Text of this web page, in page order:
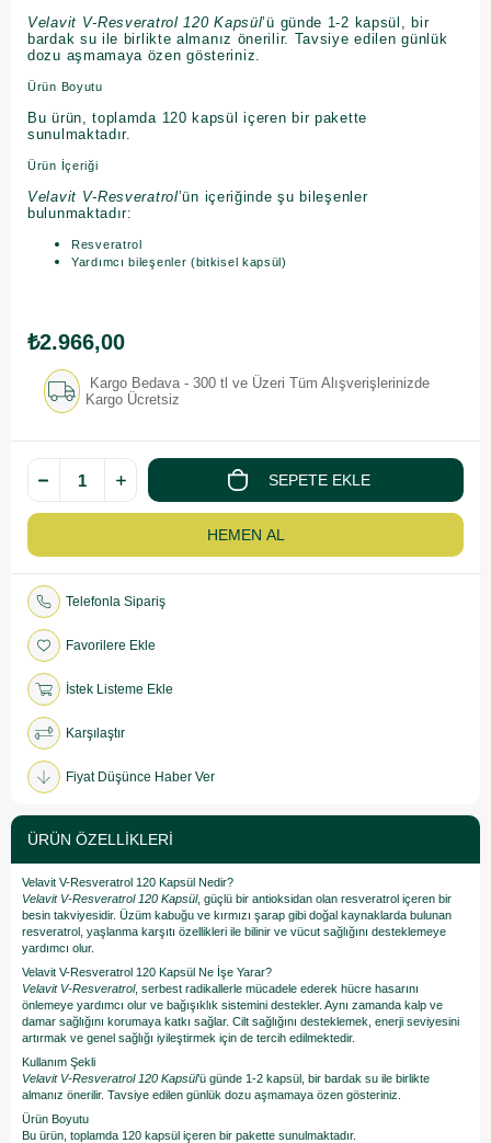
Velavit V-Resveratrol 120 Kapsül’ü günde 1-2 kapsül, bir
bardak su ile birlikte almanız önerilir. Tavsiye edilen günlük
dozu aşmamaya özen gösteriniz.
Ürün Boyutu
Bu ürün, toplamda 120 kapsül içeren bir pakette
sunulmaktadır.
Ürün İçeriği
Velavit V-Resveratrol’ün içeriğinde şu bileşenler
bulunmaktadır:
Resveratrol
Yardımcı bileşenler (bitkisel kapsül)
₺2.966,00
Kargo Bedava - 300 tl ve Üzeri Tüm Alışverişlerinizde
Kargo Ücretsiz
Telefonla Sipariş
Favorilere Ekle
İstek Listeme Ekle
Karşılaştır
Fiyat Düşünce Haber Ver
ÜRÜN ÖZELLIKLERI
Velavit V-Resveratrol 120 Kapsül Nedir?
Velavit V-Resveratrol 120 Kapsül, güçlü bir antioksidan olan resveratrol içeren bir
besin takviyesidir. Üzüm kabuğu ve kırmızı şarap gibi doğal kaynaklarda bulunan
resveratrol, yaşlanma karşıtı özellikleri ile bilinir ve vücut sağlığını desteklemeye
yardımcı olur.
Velavit V-Resveratrol 120 Kapsül Ne İşe Yarar?
Velavit V-Resveratrol, serbest radikallerle mücadele ederek hücre hasarını
önlemeye yardımcı olur ve bağışıklık sistemini destekler. Aynı zamanda kalp ve
damar sağlığını korumaya katkı sağlar. Cilt sağlığını desteklemek, enerji seviyesini
artırmak ve genel sağlığı iyileştirmek için de tercih edilmektedir.
Kullanım Şekli
Velavit V-Resveratrol 120 Kapsül’ü günde 1-2 kapsül, bir bardak su ile birlikte
almanız önerilir. Tavsiye edilen günlük dozu aşmamaya özen gösteriniz.
Ürün Boyutu
Bu ürün, toplamda 120 kapsül içeren bir pakette sunulmaktadır.